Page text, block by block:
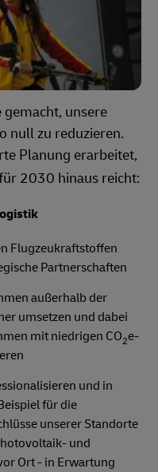
gemacht, unsere
null zu reduzieren.
Planung erarbeitet,
2030 hinaus reicht:
Flugzeukraftstoffen
Partnerschaften
außerhalb der
umsetzen und dabei
mit niedrigen CO2e-
und in
für die
unserer Standorte
und
Ort - in Erwartung